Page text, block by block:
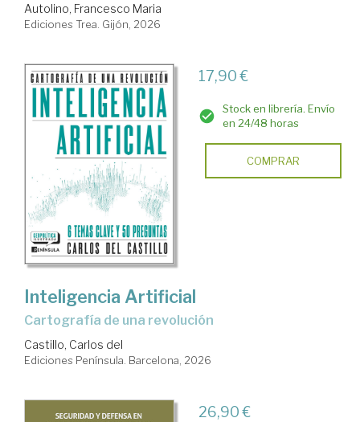
Autolino, Francesco Maria
Ediciones Trea. Gijón, 2026
17,90 €
Stock en librería. Envío
en 24/48 horas
COMPRAR
Inteligencia Artificial
Cartografía de una revolución
Castillo, Carlos del
Ediciones Península. Barcelona, 2026
26,90 €